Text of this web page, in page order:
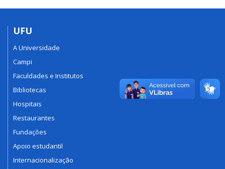
UFU
A Universidade
Campi
Faculdades e Institutos
Bibliotecas
Hospitais
Restaurantes
Fundações
Apoio estudantil
Internacionalização